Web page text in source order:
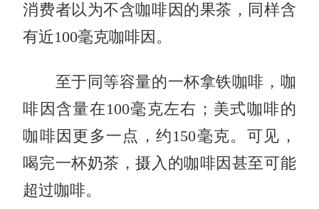
消费者以为不含咖啡因的果茶，同样含
有近100毫克咖啡因。
至于同等容量的一杯拿铁咖啡，咖
啡因含量在100毫克左右；美式咖啡的
咖啡因更多一点，约150毫克。可见，
喝完一杯奶茶，摄入的咖啡因甚至可能
超过咖啡。